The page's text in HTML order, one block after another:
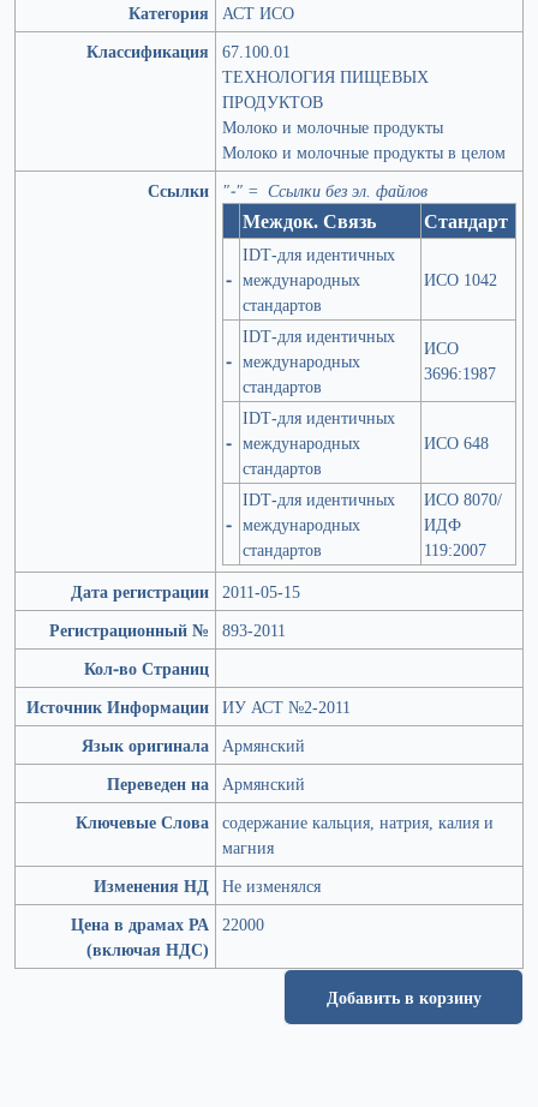
Категория
АСТ ИСО
Классификация
67.100.01
ТЕХНОЛОГИЯ ПИЩЕВЫХ
ПРОДУКТОВ
Молоко и молочные продукты
Молоко и молочные продукты в целом
Ссылки
"-" = Ссылки без эл. файлов
Междок. Связь Стандарт
-
IDT-для идентичных
международных
стандартов
ИСО 1042
-
IDT-для идентичных
международных
стандартов
ИСО
3696:1987
-
IDT-для идентичных
международных
стандартов
ИСО 648
-
IDT-для идентичных
международных
стандартов
ИСО 8070/
ИДФ
119:2007
Дата регистрации 2011-05-15
Регистрационный №
893-2011
Кол-во Страниц
Источник Информации ИУ АСТ №2-2011
Язык оригинала Армянский
Переведен на Армянский
Ключевые Слова содержание кальция, натрия, калия и
магния
Изменения НД Не изменялся
Цена в драмах РА
(включая НДС)
22000
Добавить в корзину